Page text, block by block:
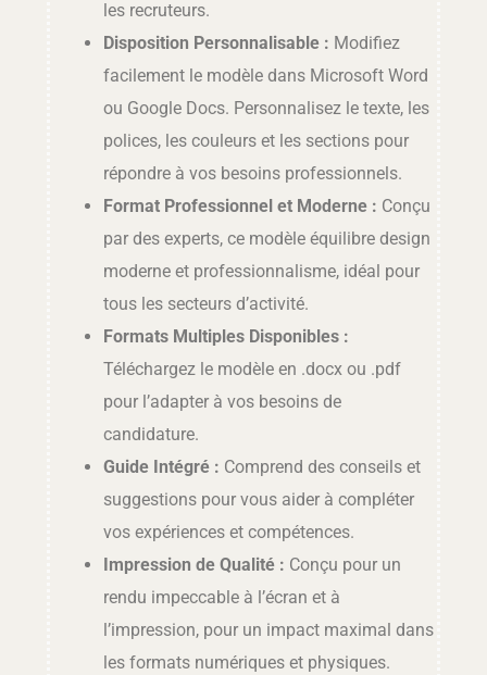
les recruteurs.
Disposition Personnalisable : Modifiez
facilement le modèle dans Microsoft Word
ou Google Docs. Personnalisez le texte, les
polices, les couleurs et les sections pour
répondre à vos besoins professionnels.
Format Professionnel et Moderne : Conçu
par des experts, ce modèle équilibre design
moderne et professionnalisme, idéal pour
tous les secteurs d’activité.
Formats Multiples Disponibles :
Téléchargez le modèle en .docx ou .pdf
pour l’adapter à vos besoins de
candidature.
Guide Intégré : Comprend des conseils et
suggestions pour vous aider à compléter
vos expériences et compétences.
Impression de Qualité : Conçu pour un
rendu impeccable à l’écran et à
l’impression, pour un impact maximal dans
les formats numériques et physiques.